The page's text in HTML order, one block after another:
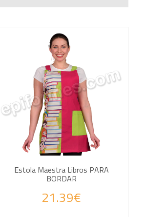
Estola Maestra Libros PARA
BORDAR
21.39€